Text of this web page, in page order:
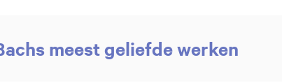
meest geliefde werken